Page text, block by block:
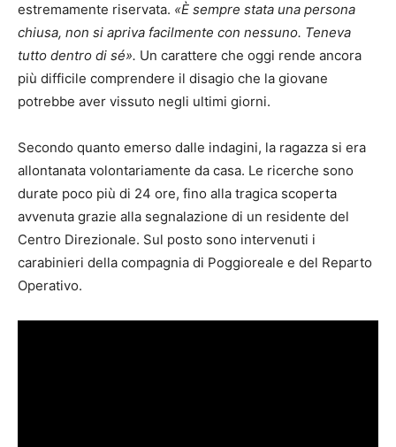
estremamente riservata. «È sempre stata una persona
chiusa, non si apriva facilmente con nessuno. Teneva
tutto dentro di sé». Un carattere che oggi rende ancora
più difficile comprendere il disagio che la giovane
potrebbe aver vissuto negli ultimi giorni.
Secondo quanto emerso dalle indagini, la ragazza si era
allontanata volontariamente da casa. Le ricerche sono
durate poco più di 24 ore, fino alla tragica scoperta
avvenuta grazie alla segnalazione di un residente del
Centro Direzionale. Sul posto sono intervenuti i
carabinieri della compagnia di Poggioreale e del Reparto
Operativo.